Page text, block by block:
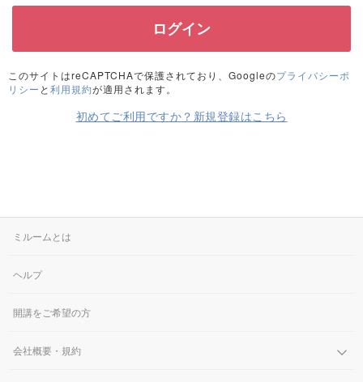
このサイトはreCAPTCHAで保護されており、Googleのプライバシーポ
リシー と 利用規約が適用されます。
初めてご利用ですか？新規登録はこちら
ミルームとは
ヘルプ
開講をご希望の方
会社概要・規約